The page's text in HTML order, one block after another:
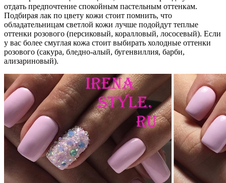
отдать предпочтение спокойным пастельным оттенкам.
Подбирая лак по цвету кожи стоит помнить, что
обладательницам светлой кожи лучше подойдут теплые
оттенки розового (персиковый, коралловый, лососевый). Если
у вас более смуглая кожа стоит выбирать холодные оттенки
розового (сакура, бледно-алый, бугенвиллия, барби,
ализариновый).